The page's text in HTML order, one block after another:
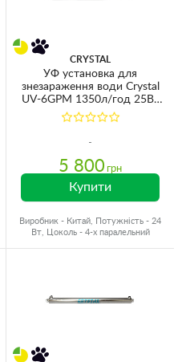
CRYSTAL
УФ установка для
знезараження води Crystal
UV-6GPM 1350л/год 25Вт
G3/4'' 40°C 6bar
(ультрафіолетова лампа)
5 800 грн
Купити
Виробник - Китай, Потужність - 24
Вт, Цоколь - 4-х паралельний